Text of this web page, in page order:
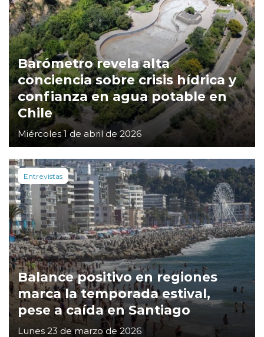
Barómetro revela alta
conciencia sobre crisis hídrica y
confianza en agua potable en
Chile
Miércoles 1 de abril de 2026
Entrevistas
Balance positivo en regiones
marca la temporada estival,
pese a caída en Santiago
Lunes 23 de marzo de 2026